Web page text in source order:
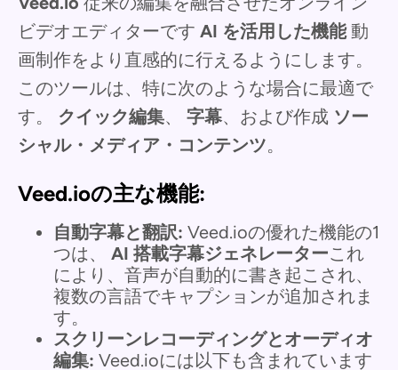
ビデオエディターです AI を活用した機能動
画制作をより直感的に行えるようにします。
このツールは、特に次のような場合に最適で
す。 クイック編集、 字幕、および作成 ソー
シャル・メディア・コンテンツ。
Veed.ioの主な機能:
自動字幕と翻訳: Veed.ioの優れた機能の1
つは、 AI 搭載字幕ジェネレーターこれ
により、音声が自動的に書き起こされ、
複数の言語でキャプションが追加されま
す。
スクリーンレコーディングとオーディオ
編集: Veed.ioには以下も含まれています